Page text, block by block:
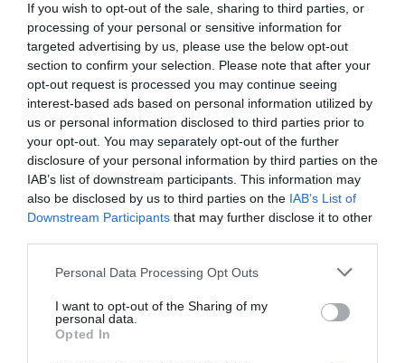
If you wish to opt-out of the sale, sharing to third parties, or
processing of your personal or sensitive information for
targeted advertising by us, please use the below opt-out
section to confirm your selection. Please note that after your
opt-out request is processed you may continue seeing
interest-based ads based on personal information utilized by
us or personal information disclosed to third parties prior to
your opt-out. You may separately opt-out of the further
disclosure of your personal information by third parties on the
IAB’s list of downstream participants. This information may
also be disclosed by us to third parties on the IAB’s List of
Downstream Participants that may further disclose it to other
Personal Data Processing Opt Outs
I want to opt-out of the Sharing of my
personal data.
Opted In
Fizikai laboratorijoje pagamino juodosios
skylės plazmą
Kas atsitiks kai baigsis nafta
Nesantuokinis seksas gali
kainuoti gyvybę
Naujas mokslo projektų
finansavimo šaltinis: mes
Nauja fotoelektrinė medžiaga
pakeis dabar naudojamus saulės
ilgiau už kosmosą - vis arčiau
Testosteronas nesukelia
agresijos?